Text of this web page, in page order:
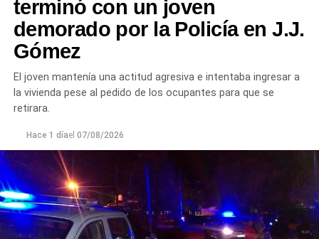
terminó con un joven
demorado por la Policía en J.J.
Gómez
El joven mantenía una actitud agresiva e intentaba ingresar a
la vivienda pese al pedido de los ocupantes para que se
retirara.
Hace 1 díael 07/08/2026